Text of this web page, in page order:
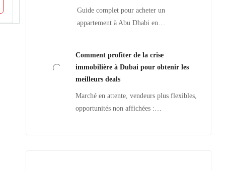
Guide complet pour acheter un
appartement à Abu Dhabi en…
Comment profiter de la crise
immobilière à Dubai pour obtenir les
meilleurs deals
Marché en attente, vendeurs plus flexibles,
opportunités non affichées :…